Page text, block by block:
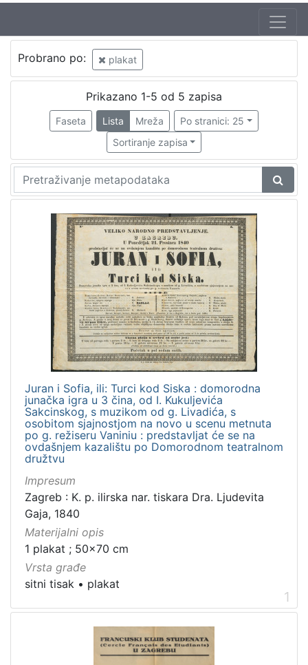
Jezik
hrvatski
Nakladnička
cjelina
Digitalizirana zagrebačka baština
Obitelji Šubić, Zrinski i Frankopan
Grafička građa
Probrano po: plakat
Prikazano 1-5 od 5 zapisa
Faseta Lista Mreža
Po stranici: 25
Sortiranje zapisa
Juran i Sofia, ili: Turci kod Siska : domorodna
junačka igra u 3 čina, od I. Kukuljevića
Sakcinskog, s muzikom od g. Livadića, s
osobitom sjajnostjom na novo u scenu metnuta
po g. režiseru Vaniniu : predstavljat će se na
ovdašnjem kazalištu po Domorodnom teatralnom
družtvu
Impresum
Zagreb : K. p. ilirska nar. tiskara Dra. Ljudevita
Gaja, 1840
Materijalni opis
1 plakat ; 50x70 cm
Vrsta građe
sitni tisak • plakat
1